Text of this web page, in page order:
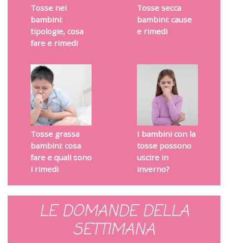
Tosse nei
bambini:
tipologie, cosa
fare e rimedi
Tosse secca
bambini: cause
e rimedi
Tosse grassa
bambini: cosa
fare e quali sono
i rimedi
I bambini con la
tosse possono
uscire in
inverno?
LE DOMANDE DELLA
SETTIMANA